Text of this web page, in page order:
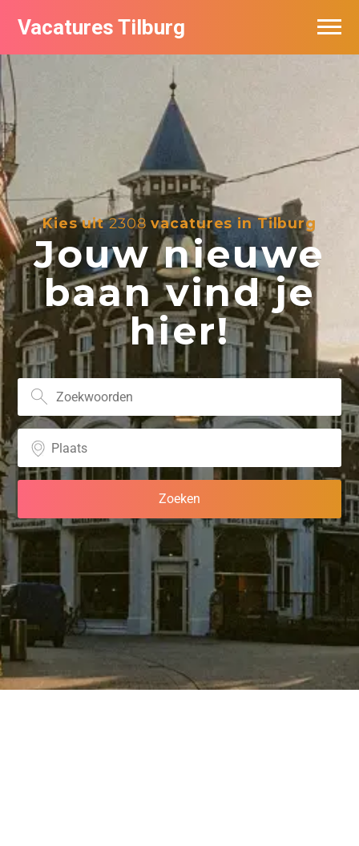
Vacatures Tilburg
Kies uit2308 vacatures in Tilburg
Jouw nieuwe
baan vind je
hier!
Vacatures per bedrijf
De populairste vacatures in Tilburg